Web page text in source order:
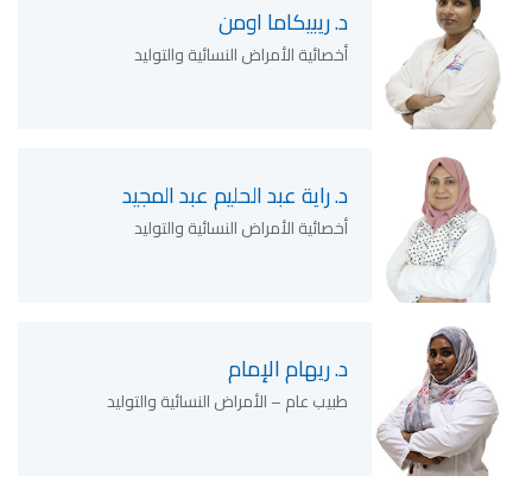
د. ريبيكاما اومن
أخصائية الأمراض النسائية والتوليد
د. راية عبد الحليم عبد المجيد
أخصائية الأمراض النسائية والتوليد
د. ريهام الإمام
طبيب عام – الأمراض النسائية والتوليد